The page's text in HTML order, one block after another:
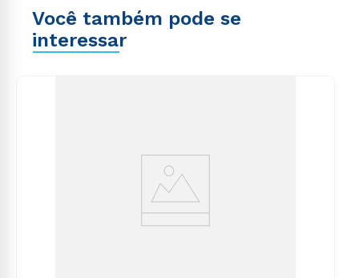
Você também pode se
interessar